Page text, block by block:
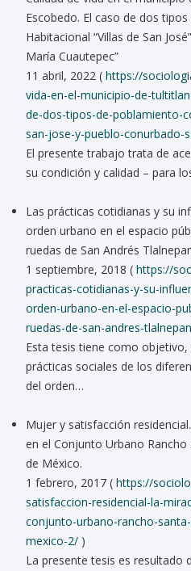
Escobedo. El caso de dos
Habitacional “Villas de San
María Cuautepec”
11 abril, 2022 ( https://
vida-en-el-municipio-de-
de-dos-tipos-de-poblamiento-
san-jose-y-pueblo-conurbado-
El presente trabajo trata de
su condición y calidad – para
Las prácticas cotidianas y su
orden urbano en el espacio
ruedas de San Andrés
1 septiembre, 2018 ( https://
practicas-cotidianas-y-su-
orden-urbano-en-el-espacio-
ruedas-de-san-andres-
Esta tesis tiene como
prácticas sociales de los
del orden…
Mujer y satisfacción
en el Conjunto Urbano Rancho
de México.
1 febrero, 2017 ( https://
satisfaccion-residencial-la-
conjunto-urbano-rancho-
mexico-2/ )
La presente tesis es resultado